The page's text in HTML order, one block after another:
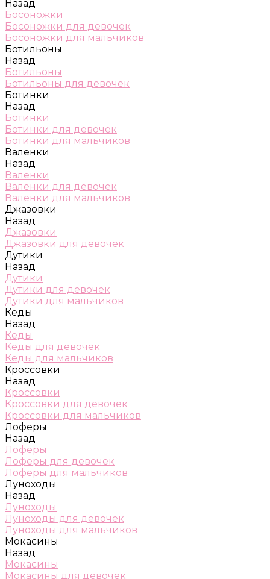
Назад
Босоножки
Босоножки для девочек
Босоножки для мальчиков
Ботильоны
Назад
Ботильоны
Ботильоны для девочек
Ботинки
Назад
Ботинки
Ботинки для девочек
Ботинки для мальчиков
Валенки
Назад
Валенки
Валенки для девочек
Валенки для мальчиков
Джазовки
Назад
Джазовки
Джазовки для девочек
Дутики
Назад
Дутики
Дутики для девочек
Дутики для мальчиков
Кеды
Назад
Кеды
Кеды для девочек
Кеды для мальчиков
Кроссовки
Назад
Кроссовки
Кроссовки для девочек
Кроссовки для мальчиков
Лоферы
Назад
Лоферы
Лоферы для девочек
Лоферы для мальчиков
Луноходы
Назад
Луноходы
Луноходы для девочек
Луноходы для мальчиков
Мокасины
Назад
Мокасины
Мокасины для девочек